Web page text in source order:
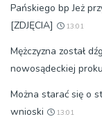
Pańskiego bp Jeż
[ZDJĘCIA]
13:01
Mężczyzna został
nowosądeckiej
Można starać się o
wnioski
13:01